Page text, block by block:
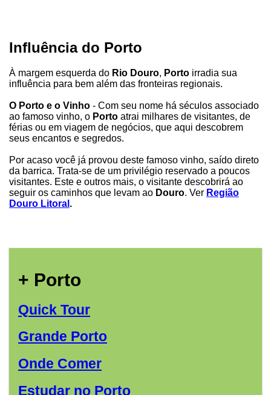
Influência do Porto
À margem esquerda do Rio Douro, Porto irradia sua
influência para bem além das fronteiras regionais.
O Porto e o Vinho - Com seu nome há séculos associado
ao famoso vinho, o Porto atrai milhares de visitantes, de
férias ou em viagem de negócios, que aqui descobrem
seus encantos e segredos.
Por acaso você já provou deste famoso vinho, saído direto
da barrica. Trata-se de um privilégio reservado a poucos
visitantes. Este e outros mais, o visitante descobrirá ao
seguir os caminhos que levam ao Douro. Ver Região
Douro Litoral .
+ Porto
Quick Tour
Grande Porto
Onde Comer
Estudar no Porto